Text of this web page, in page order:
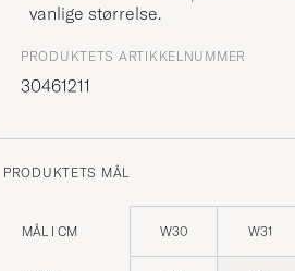
vanlige størrelse.
PRODUKTETS ARTIKKELNUMMER
30461211
PRODUKTETS MÅL
MÅL I CM W30 W31